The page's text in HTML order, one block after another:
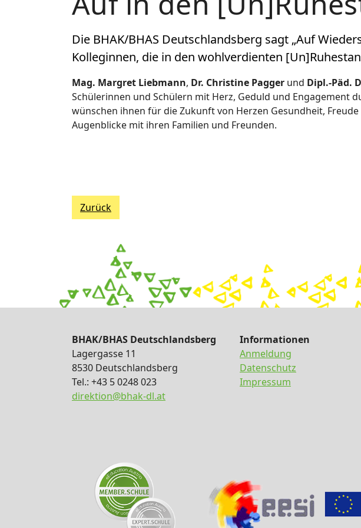
Die BHAK/BHAS Deutschlandsberg sagt „Auf
Kolleginnen, die in den wohlverdienten
Mag. Margret Liebmann, Dr. Christine Pagger und Dipl.-Päd.
Schülerinnen und Schülern mit Herz, Geduld und Engagement
wünschen ihnen für die Zukunft von Herzen Gesundheit,
Augenblicke mit ihren Familien und Freunden.
Zurück
BHAK/BHAS Deutschlandsberg
Lagergasse 11
8530 Deutschlandsberg
Tel.: +43 5 0248 023
direktion@bhak-dl.at
Informationen
Anmeldung
Datenschutz
Impressum